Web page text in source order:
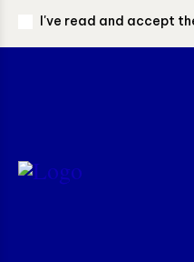
I've read and accept